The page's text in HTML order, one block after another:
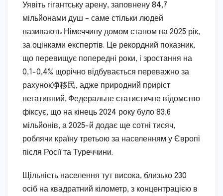
Уявіть гігантську арену, заповнену 84,7
мільйонами душ – саме стільки людей
називають Німеччину домом станом на 2025 рік,
за оцінками експертів. Це рекордний показник,
що перевищує попередні роки, і зростання на
0,1-0,4% щорічно відбувається переважно за
рахунок净移民, адже природний приріст
негативний. Федеральне статистичне відомство
фіксує, що на кінець 2024 року було 83,6
мільйонів, а 2025-й додає ще сотні тисяч,
роблячи країну третьою за населенням у Європі
після Росії та Туреччини.
Щільність населення тут висока, близько 230
осіб на квадратний кілометр, з концентрацією в